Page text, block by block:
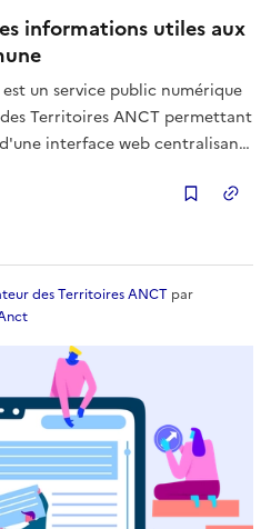
informations utiles aux
un service public numérique
Territoires ANCT permettant
interface web centralisant
vers les démarches adminis
des Territoires ANCT par